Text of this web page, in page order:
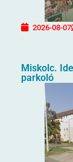
2026-08-07
Miskolc.
parkoló